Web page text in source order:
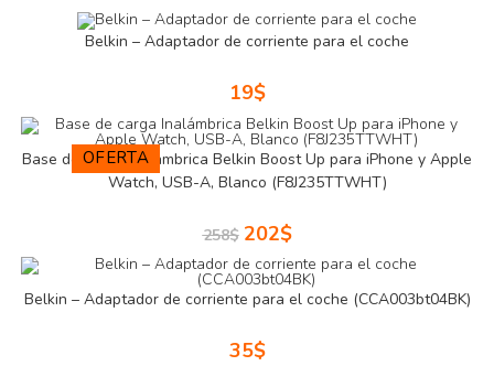
Belkin – Adaptador de corriente para el coche
19$
OFERTA
Base de carga Inalámbrica Belkin Boost Up para iPhone y Apple
Watch, USB-A, Blanco (F8J235TTWHT)
258$ 202$
Belkin – Adaptador de corriente para el coche (CCA003bt04BK)
35$